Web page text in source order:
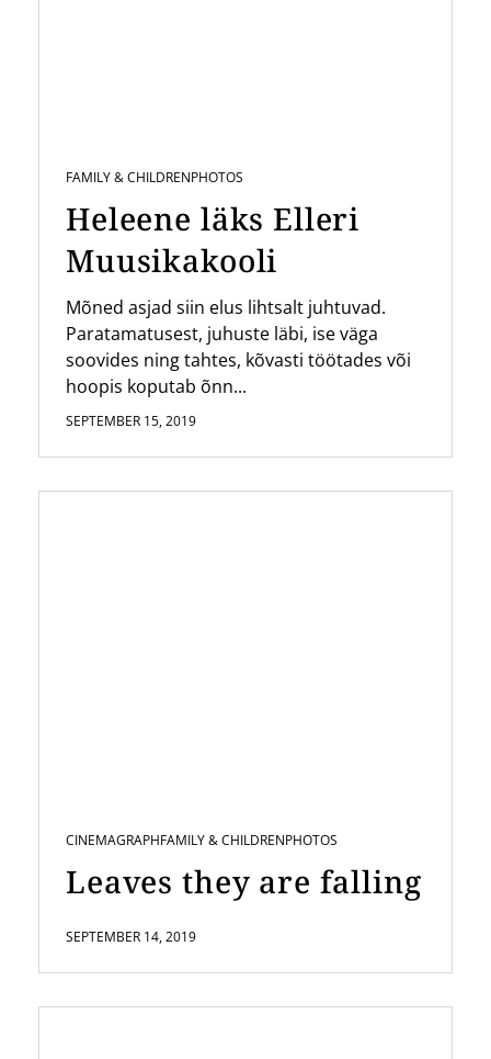
FAMILY & CHILDRENPHOTOS
Heleene läks Elleri
Muusikakooli
Mõned asjad siin elus lihtsalt juhtuvad.
Paratamatusest, juhuste läbi, ise väga
soovides ning tahtes, kõvasti töötades või
hoopis koputab õnn...
SEPTEMBER 15, 2019
CINEMAGRAPHFAMILY & CHILDRENPHOTOS
Leaves they are falling
SEPTEMBER 14, 2019